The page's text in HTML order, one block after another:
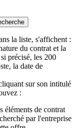
la liste, s'affichent :
du contrat et la
précisé, les 200
la date de
sur son intitulé
:
éléments de contrat
par l'entreprise